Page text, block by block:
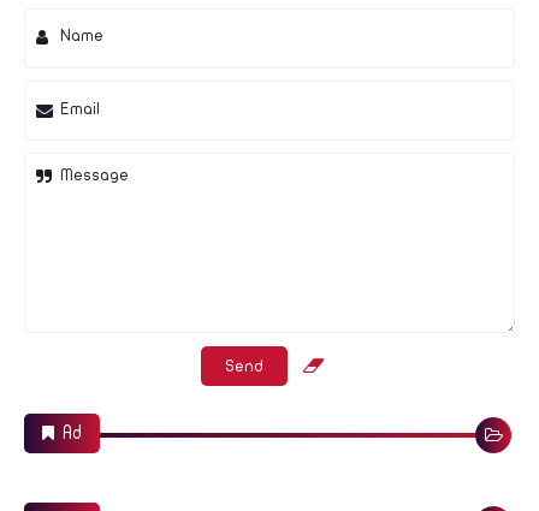
Name
Email
Message
Ad